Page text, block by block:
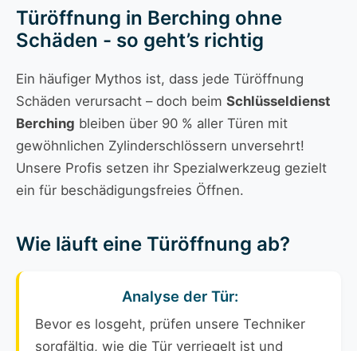
Türöffnung in Berching ohne
Schäden - so geht’s richtig
Ein häufiger Mythos ist, dass jede Türöffnung
Schäden verursacht – doch beim Schlüsseldienst
Berching bleiben über 90 % aller Türen mit
gewöhnlichen Zylinderschlössern unversehrt!
Unsere Profis setzen ihr Spezialwerkzeug gezielt
ein für beschädigungsfreies Öffnen.
Wie läuft eine Türöffnung ab?
Analyse der Tür:
Bevor es losgeht, prüfen unsere Techniker
sorgfältig, wie die Tür verriegelt ist und